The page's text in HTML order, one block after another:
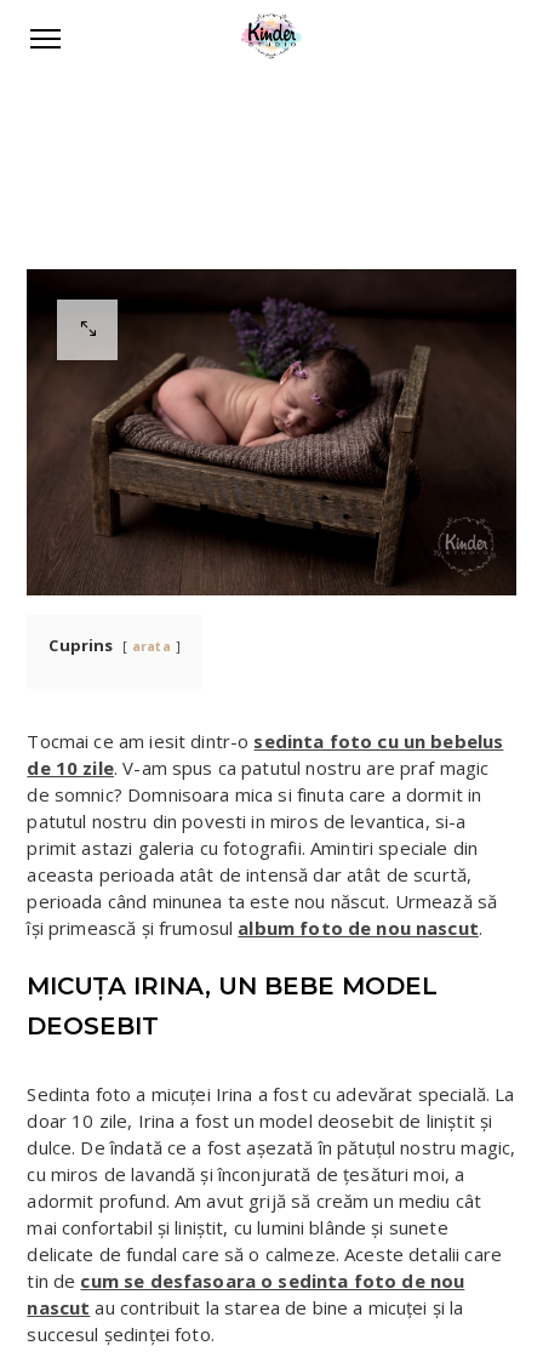
Cuprins arata
Tocmai ce am iesit dintr-o sedinta foto cu un bebelus
de 10 zile. V-am spus ca patutul nostru are praf magic
de somnic? Domnisoara mica si finuta care a dormit in
patutul nostru din povesti in miros de levantica, si-a
primit astazi galeria cu fotografii. Amintiri speciale din
aceasta perioada atât de intensă dar atât de scurtă,
perioada când minunea ta este nou născut. Urmează să
își primească și frumosul album foto de nou nascut.
MICUȚA IRINA, UN BEBE MODEL
DEOSEBIT
Sedinta foto a micuței Irina a fost cu adevărat specială. La
doar 10 zile, Irina a fost un model deosebit de liniștit și
dulce. De îndată ce a fost așezată în pătuțul nostru magic,
cu miros de lavandă și înconjurată de țesături moi, a
adormit profund. Am avut grijă să creăm un mediu cât
mai confortabil și liniștit, cu lumini blânde și sunete
delicate de fundal care să o calmeze. Aceste detalii care
tin de cum se desfasoara o sedinta foto de nou
nascut au contribuit la starea de bine a micuței și la
succesul ședinței foto.